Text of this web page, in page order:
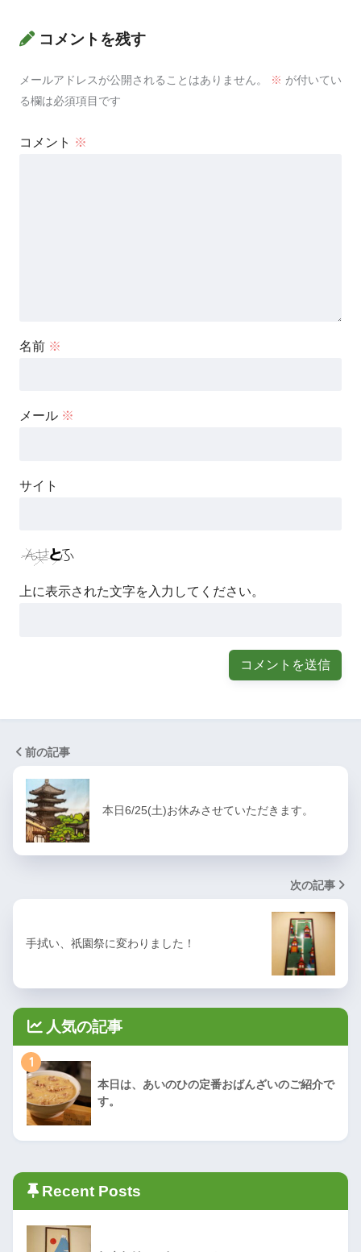
コメントを残す
メールアドレスが公開されることはありません。 ※ が付いてい
る欄は必須項目です
コメント ※
名前 ※
メール ※
サイト
上に表示された文字を入力してください。
前の記事
本日6/25(土)お休みさせていただきます。
次の記事
手拭い、祇園祭に変わりました！
人気の記事
1
本日は、あいのひの定番おばんざいのご紹介で
す。
Recent Posts